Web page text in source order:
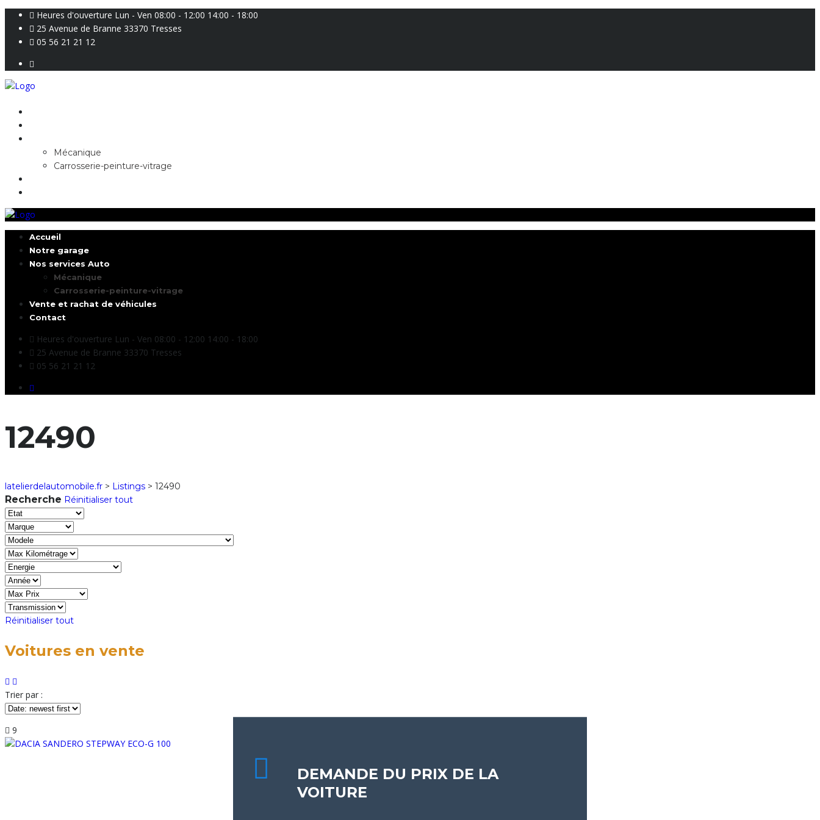
Heures d'ouverture Lun - Ven 08:00 - 12:00 14:00 - 18:00
25 Avenue de Branne 33370 Tresses
05 56 21 21 12
Mécanique
Carrosserie-peinture-vitrage
Accueil
Notre garage
Nos services Auto
Mécanique
Carrosserie-peinture-vitrage
Vente et rachat de véhicules
Contact
Heures d'ouverture Lun - Ven 08:00 - 12:00 14:00 - 18:00
25 Avenue de Branne 33370 Tresses
05 56 21 21 12
12490
latelierdelautomobile.fr > Listings > 12490
Recherche Réinitialiser tout
Réinitialiser tout
Voitures en vente
Trier par :
9
CONDUITE
CONDUITE
DEMANDE DU PRIX DE LA
VOITURE